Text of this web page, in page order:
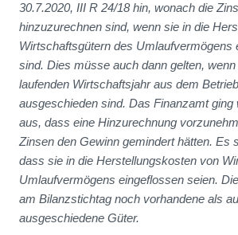
30.7.2020, III R 24/18 hin, wonach die
hinzuzurechnen sind, wenn sie in die
Wirtschaftsgütern des Umlaufvermögens
sind. Dies müsse auch dann gelten,
laufenden Wirtschaftsjahr aus dem
ausgeschieden sind. Das Finanzamt ging
aus, dass eine Hinzurechnung
Zinsen den Gewinn gemindert hätten. Es
dass sie in die Herstellungskosten von
Umlaufvermögens eingeflossen seien.
am Bilanzstichtag noch vorhandene als
ausgeschiedene Güter.